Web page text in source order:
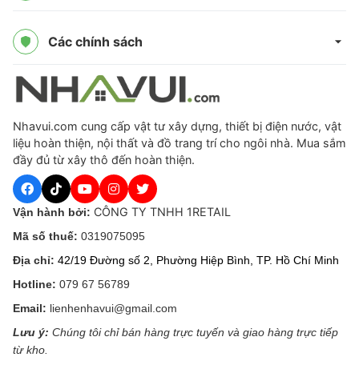
Các chính sách
Nhavui.com cung cấp vật tư xây dựng, thiết bị điện nước, vật
liệu hoàn thiện, nội thất và đồ trang trí cho ngôi nhà. Mua sắm
đầy đủ từ xây thô đến hoàn thiện.
Vận hành bởi: CÔNG TY TNHH 1RETAIL
Mã số thuế: 0319075095
Địa chỉ: 42/19 Đường số 2, Phường Hiệp Bình, TP. Hồ Chí Minh
Hotline: 079 67 56789
Email: lienhenhavui@gmail.com
Lưu ý: Chúng tôi chỉ bán hàng trực tuyến và giao hàng trực tiếp
từ kho.